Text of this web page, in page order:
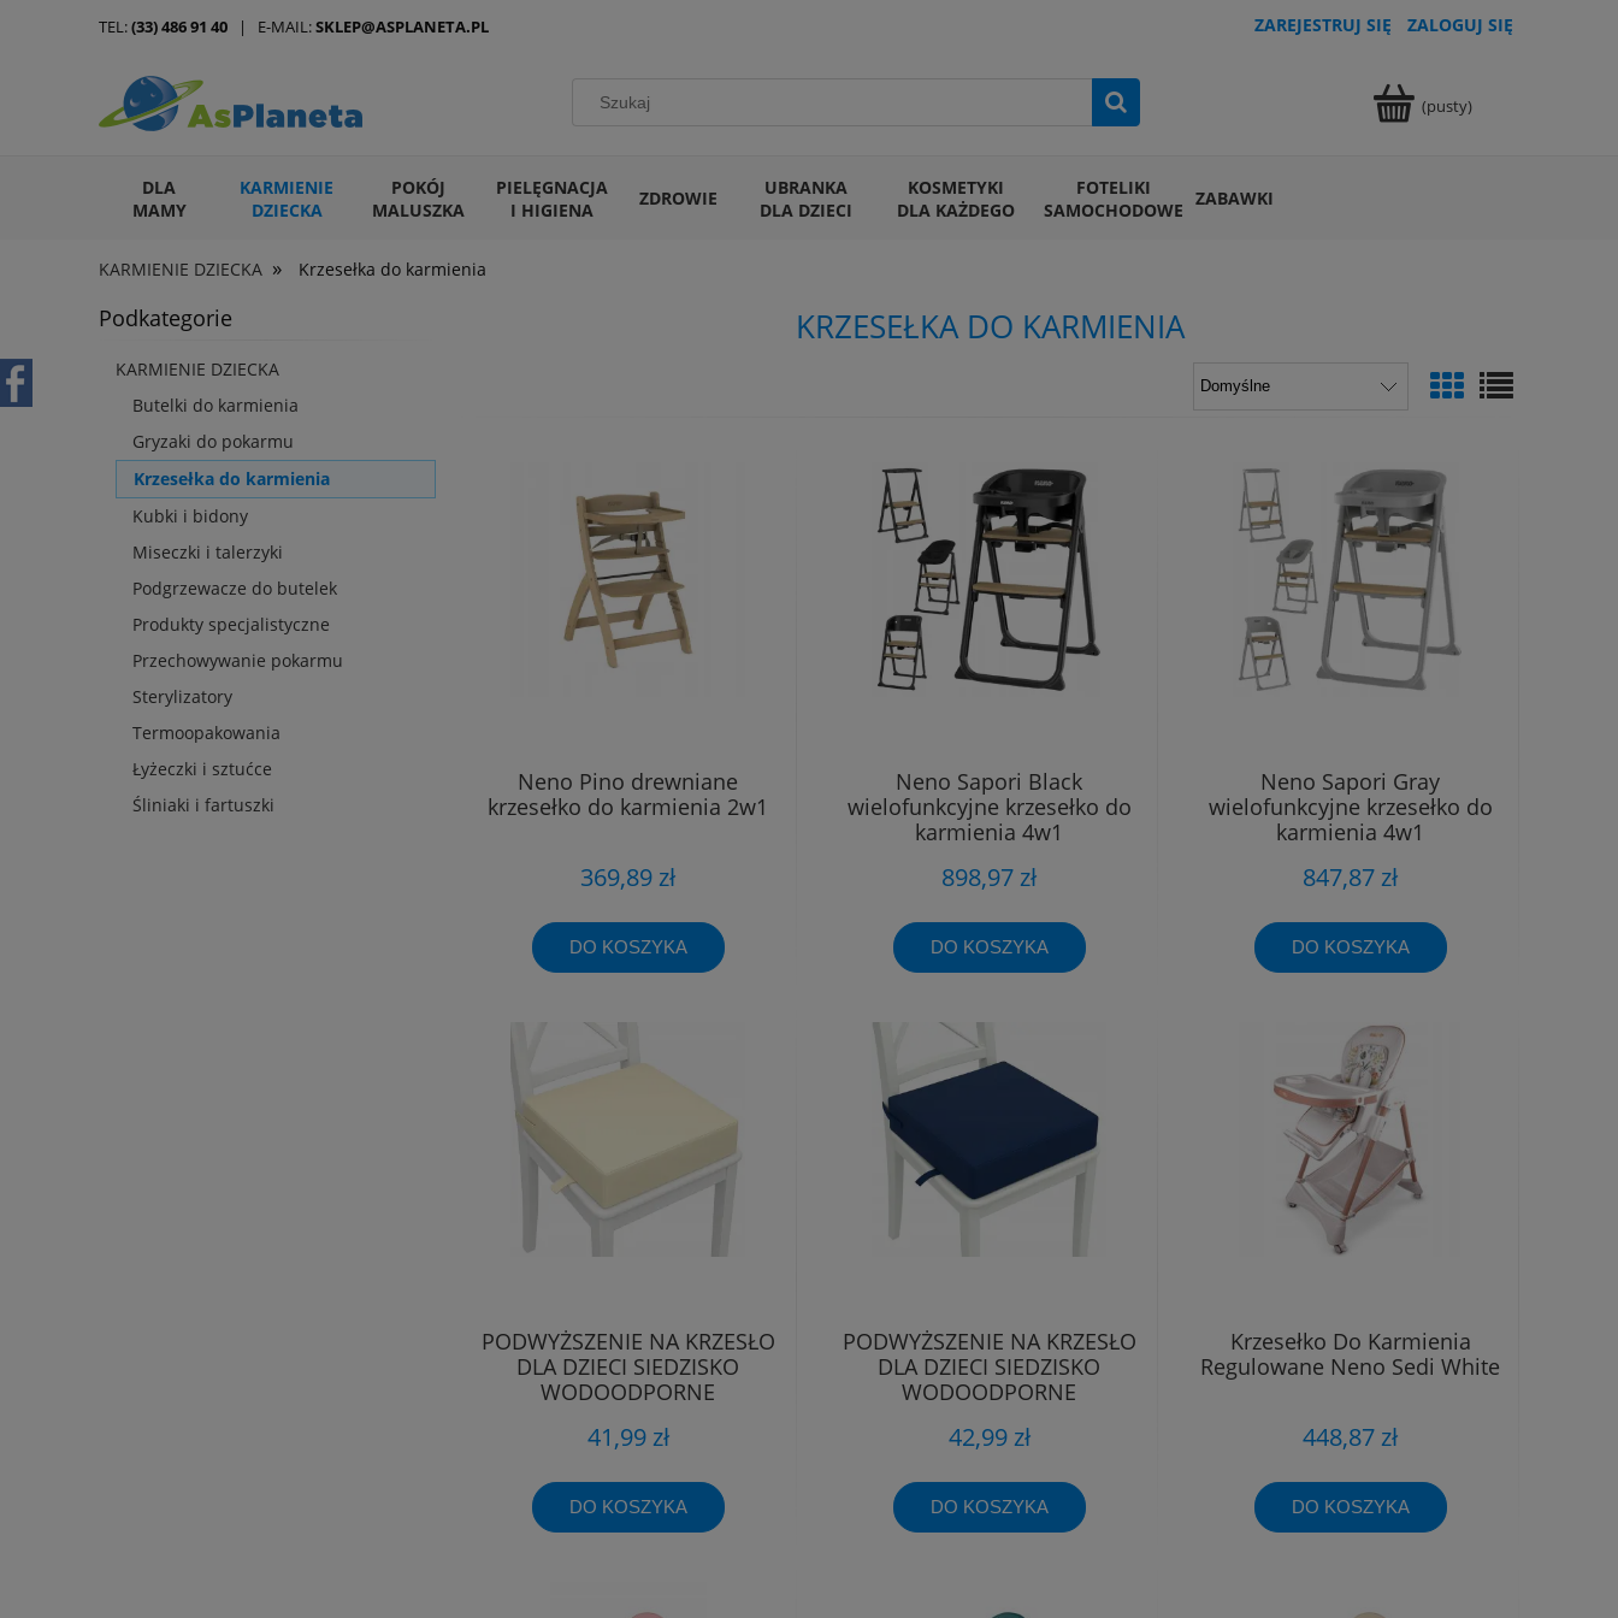
ZAREJESTRUJ SIĘ ZALOGUJ SIĘ
(pusty)
DLA
MAMY
KARMIENIE
DZIECKA
POKÓJ
MALUSZKA
PIELĘGNACJA
I HIGIENA
ZDROWIE
UBRANKA
DLA DZIECI
KOSMETYKI
DLA KAŻDEGO
FOTELIKI
SAMOCHODOWE ZABAWKI
ARTYKUŁY DLA ZWIERZĄT
KARMIENIE DZIECKA » Krzesełka do karmienia
TEL:(33) 486 91 40 | E-MAIL:SKLEP@ASPLANETA.PL
Podkategorie
KARMIENIE DZIECKA
Butelki do karmienia
Gryzaki do pokarmu
Krzesełka do karmienia
Kubki i bidony
Miseczki i talerzyki
Podgrzewacze do butelek
Produkty specjalistyczne
Przechowywanie pokarmu
Sterylizatory
Termoopakowania
Łyżeczki i sztućce
Śliniaki i fartuszki
KRZESEŁKA DO KARMIENIA
Neno Pino drewniane
krzesełko do karmienia 2w1
369,89 zł
DO KOSZYKA
Neno Sapori Black
wielofunkcyjne krzesełko do
karmienia 4w1
898,97 zł
DO KOSZYKA
Neno Sapori Gray
wielofunkcyjne krzesełko do
karmienia 4w1
847,87 zł
DO KOSZYKA
PODWYŻSZENIE NA KRZESŁO
DLA DZIECI SIEDZISKO
WODOODPORNE
41,99 zł
DO KOSZYKA
PODWYŻSZENIE NA KRZESŁO
DLA DZIECI SIEDZISKO
WODOODPORNE
42,99 zł
DO KOSZYKA
Krzesełko Do Karmienia
Regulowane Neno Sedi White
448,87 zł
DO KOSZYKA